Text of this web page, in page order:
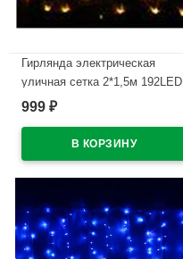
Гирлянда электрическая
уличная сетка 2*1,5м 192LED
цвет белый теплый (светлый
999 ₽